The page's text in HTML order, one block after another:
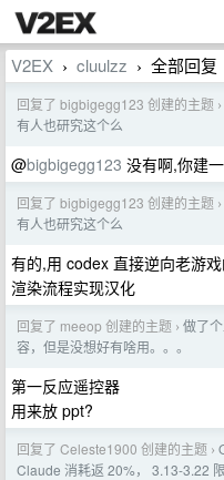
V2EX › cluulzz › 全部回复
回复了 bigbigegg123 创建的主题 ›
有人也研究这个么
@bigbigegg123 没有啊,你建
回复了 bigbigegg123 创建的主题 ›
有人也研究这个么
有的,用 codex 直接逆向老游
渲染流程实现汉化
回复了 meeop 创建的主题 › 做了
容，但是没想好有啥用。。。
第一反应遥控器
用来放 ppt?
回复了 Celeste1900 创建的主题 ›
Claude 消耗返 20%， 3.13-3.22